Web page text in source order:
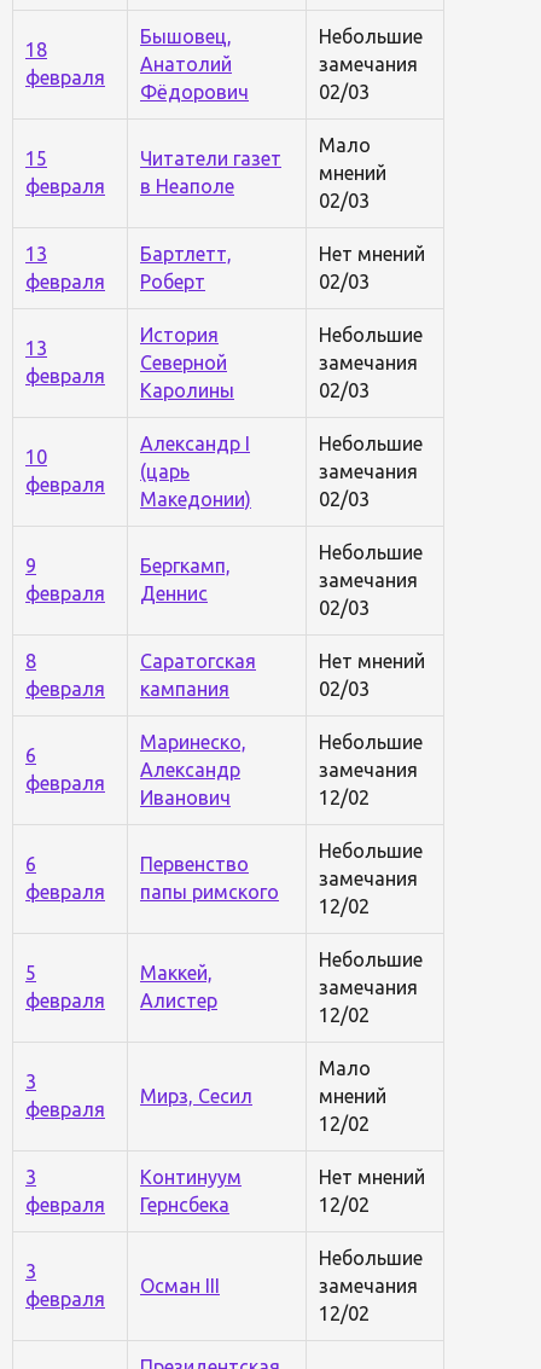
18
февраля
Бышовец,
Анатолий
Фёдорович
Небольшие
замечания
02/03
15
февраля
Читатели газет
в Неаполе
Мало
мнений
02/03
13
февраля
Бартлетт,
Роберт
Нет мнений
02/03
13
февраля
История
Северной
Каролины
Небольшие
замечания
02/03
10
февраля
Александр I
(царь
Македонии)
Небольшие
замечания
02/03
9
февраля
Бергкамп,
Деннис
Небольшие
замечания
02/03
8
февраля
Саратогская
кампания
Нет мнений
02/03
6
февраля
Маринеско,
Александр
Иванович
Небольшие
замечания
12/02
6
февраля
Первенство
папы римского
Небольшие
замечания
12/02
5
февраля
Маккей,
Алистер
Небольшие
замечания
12/02
3
февраля
Мирз, Сесил
Мало
мнений
12/02
3
февраля
Континуум
Гернсбека
Нет мнений
12/02
3
февраля
Осман III
Небольшие
замечания
12/02